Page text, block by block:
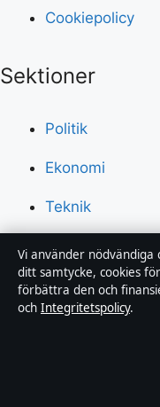
Cookiepolicy
Sektioner
Politik
Ekonomi
Teknik
Världen
Sport
Vi använder
ditt samtycke, cookies
förbättra den och
och Integritetspolicy.